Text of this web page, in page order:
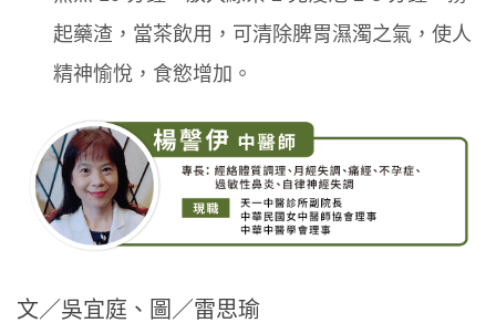
起藥渣，當茶飲用，可清除脾胃濕濁之氣，使人
精神愉悅，食慾增加。
文／吳宜庭、圖／雷思瑜